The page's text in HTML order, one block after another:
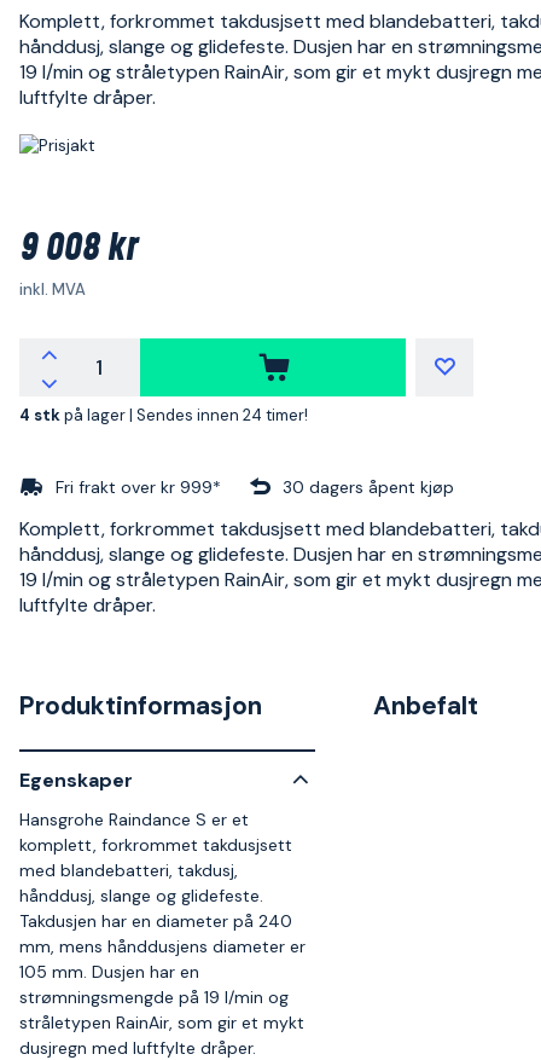
Komplett, forkrommet takdusjsett med blandebatteri,
hånddusj, slange og glidefeste. Dusjen har en
19 l/min og stråletypen RainAir, som gir et mykt dusjregn
luftfylte dråper.
9 008 kr
inkl. MVA
4 stkpå lager | Sendes innen 24 timer!
Fri frakt over kr 999* 30 dagers åpent kjøp
Komplett, forkrommet takdusjsett med blandebatteri,
hånddusj, slange og glidefeste. Dusjen har en
19 l/min og stråletypen RainAir, som gir et mykt dusjregn
luftfylte dråper.
Produktinformasjon
Egenskaper
Hansgrohe Raindance S er et
komplett, forkrommet takdusjsett
med blandebatteri, takdusj,
hånddusj, slange og glidefeste.
Takdusjen har en diameter på 240
mm, mens hånddusjens diameter er
105 mm. Dusjen har en
strømningsmengde på 19 l/min og
stråletypen RainAir, som gir et mykt
dusjregn med luftfylte dråper.
Anbefalt